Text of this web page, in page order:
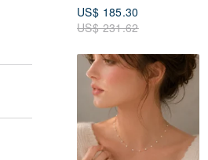
US$ 185.30
US$ 231.62